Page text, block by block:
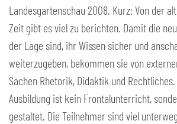
Landesgartenschau 2008. Kurz: Von der
Zeit gibt es viel zu berichten. Damit die
der Lage sind, ihr Wissen sicher und
weiterzugeben, bekommen sie von
Sachen Rhetorik, Didaktik und
Ausbildung ist kein Frontalunterricht,
gestaltet. Die Teilnehmer sind viel